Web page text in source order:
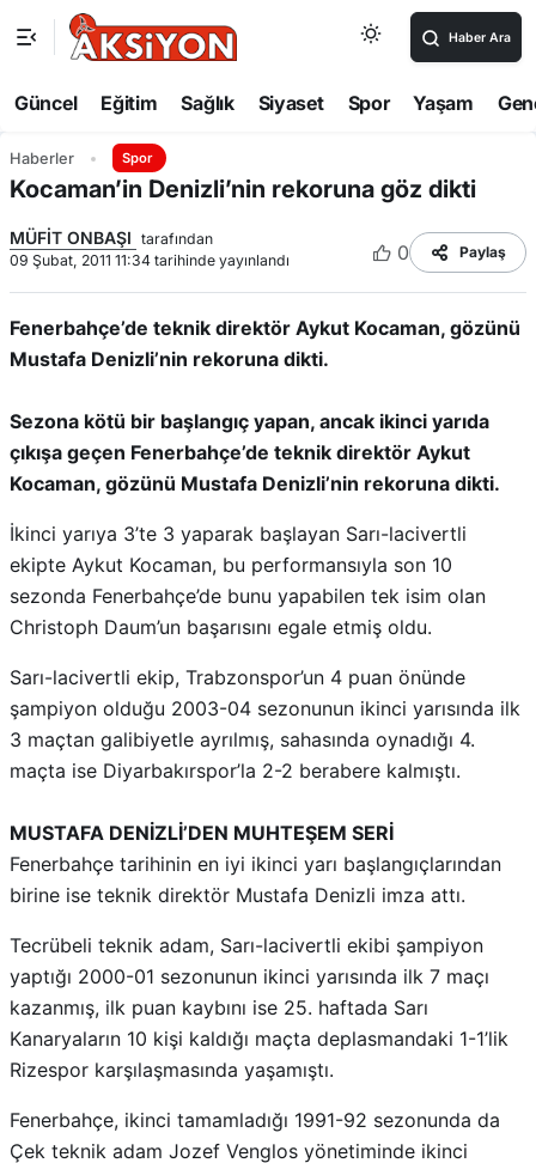
Haber Ara
Güncel Eğitim Sağlık Siyaset Spor Yaşam
Haberler Spor
Kocaman’in Denizli’nin rekoruna göz dikti
MÜFİT ONBAŞI tarafından
09 Şubat, 2011 11:34 tarihinde yayınlandı
0 Paylaş
Fenerbahçe’de teknik direktör Aykut Kocaman, gözünü
Mustafa Denizli’nin rekoruna dikti.
Sezona kötü bir başlangıç yapan, ancak ikinci yarıda
çıkışa geçen Fenerbahçe’de teknik direktör Aykut
Kocaman, gözünü Mustafa Denizli’nin rekoruna dikti.
İkinci yarıya 3’te 3 yaparak başlayan Sarı-lacivertli
ekipte Aykut Kocaman, bu performansıyla son 10
sezonda Fenerbahçe’de bunu yapabilen tek isim olan
Christoph Daum’un başarısını egale etmiş oldu.
Sarı-lacivertli ekip, Trabzonspor’un 4 puan önünde
şampiyon olduğu 2003-04 sezonunun ikinci yarısında ilk
3 maçtan galibiyetle ayrılmış, sahasında oynadığı 4.
maçta ise Diyarbakırspor’la 2-2 berabere kalmıştı.
MUSTAFA DENİZLİ’DEN MUHTEŞEM SERİ
Fenerbahçe tarihinin en iyi ikinci yarı başlangıçlarından
birine ise teknik direktör Mustafa Denizli imza attı.
Tecrübeli teknik adam, Sarı-lacivertli ekibi şampiyon
yaptığı 2000-01 sezonunun ikinci yarısında ilk 7 maçı
kazanmış, ilk puan kaybını ise 25. haftada Sarı
Kanaryaların 10 kişi kaldığı maçta deplasmandaki 1-1’lik
Rizespor karşılaşmasında yaşamıştı.
Fenerbahçe, ikinci tamamladığı 1991-92 sezonunda da
Çek teknik adam Jozef Venglos yönetiminde ikinci